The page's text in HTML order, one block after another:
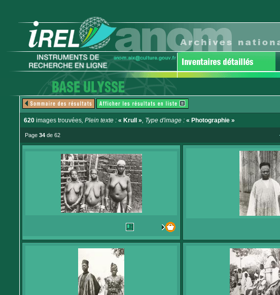
620 images trouvées, Plein texte : « Krull », Type d'image : « Photographie »
Page 34 de 62